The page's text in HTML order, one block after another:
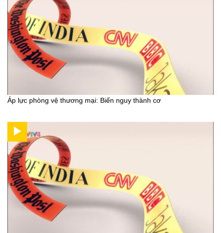
Áp lực phòng vệ thương mại: Biến nguy thành cơ